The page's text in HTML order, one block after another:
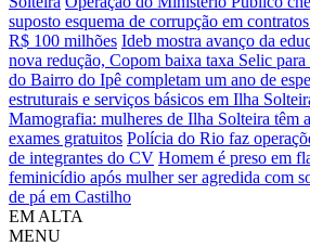
suposto esquema de corrupção em
R$ 100 milhões Ideb mostra avanço da
nova redução, Copom baixa taxa Selic
do Bairro do Ipê completam um ano de
estruturais e serviços básicos em Ilha
Mamografia: mulheres de Ilha Solteira têm
exames gratuitos Polícia do Rio faz
de integrantes do CV Homem é preso em
feminicídio após mulher ser agredida com
de pá em Castilho
EM ALTA
MENU